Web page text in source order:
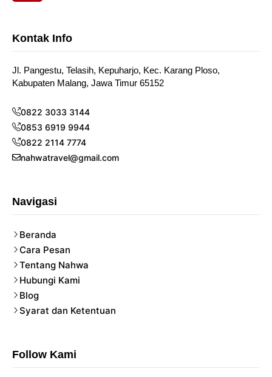
Kontak Info
Jl. Pangestu, Telasih, Kepuharjo, Kec. Karang Ploso,
Kabupaten Malang, Jawa Timur 65152
0822 3033 3144
0853 6919 9944
0822 2114 7774
nahwatravel@gmail.com
Navigasi
Beranda
Cara Pesan
Tentang Nahwa
Hubungi Kami
Blog
Syarat dan Ketentuan
Follow Kami